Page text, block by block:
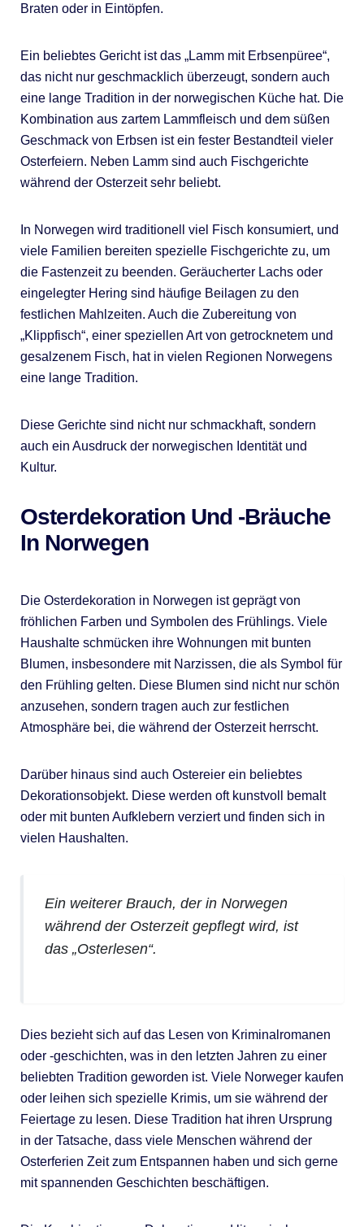
Braten oder in Eintöpfen.
Ein beliebtes Gericht ist das „Lamm mit Erbsenpüree“,
das nicht nur geschmacklich überzeugt, sondern auch
eine lange Tradition in der norwegischen Küche hat. Die
Kombination aus zartem Lammfleisch und dem süßen
Geschmack von Erbsen ist ein fester Bestandteil vieler
Osterfeiern. Neben Lamm sind auch Fischgerichte
während der Osterzeit sehr beliebt.
In Norwegen wird traditionell viel Fisch konsumiert, und
viele Familien bereiten spezielle Fischgerichte zu, um
die Fastenzeit zu beenden. Geräucherter Lachs oder
eingelegter Hering sind häufige Beilagen zu den
festlichen Mahlzeiten. Auch die Zubereitung von
„Klippfisch“, einer speziellen Art von getrocknetem und
gesalzenem Fisch, hat in vielen Regionen Norwegens
eine lange Tradition.
Diese Gerichte sind nicht nur schmackhaft, sondern
auch ein Ausdruck der norwegischen Identität und
Kultur.
Osterdekoration Und -bräuche
In Norwegen
Die Osterdekoration in Norwegen ist geprägt von
fröhlichen Farben und Symbolen des Frühlings. Viele
Haushalte schmücken ihre Wohnungen mit bunten
Blumen, insbesondere mit Narzissen, die als Symbol für
den Frühling gelten. Diese Blumen sind nicht nur schön
anzusehen, sondern tragen auch zur festlichen
Atmosphäre bei, die während der Osterzeit herrscht.
Darüber hinaus sind auch Ostereier ein beliebtes
Dekorationsobjekt. Diese werden oft kunstvoll bemalt
oder mit bunten Aufklebern verziert und finden sich in
vielen Haushalten.
Ein weiterer Brauch, der in Norwegen
während der Osterzeit gepflegt wird, ist
das „Osterlesen“.
Dies bezieht sich auf das Lesen von Kriminalromanen
oder -geschichten, was in den letzten Jahren zu einer
beliebten Tradition geworden ist. Viele Norweger kaufen
oder leihen sich spezielle Krimis, um sie während der
Feiertage zu lesen. Diese Tradition hat ihren Ursprung
in der Tatsache, dass viele Menschen während der
Osterferien Zeit zum Entspannen haben und sich gerne
mit spannenden Geschichten beschäftigen.